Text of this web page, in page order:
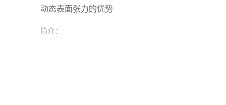
动态表面张力的优势
简介：